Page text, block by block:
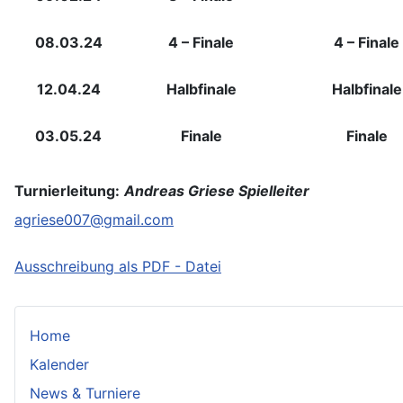
08.03.24 4 – Finale 4 – Finale
12.04.24 Halbfinale Halbfinale
03.05.24 Finale Finale
Turnierleitung: Andreas Griese Spielleiter
agriese007@gmail.com
Ausschreibung als PDF - Datei
Home
Kalender
News & Turniere